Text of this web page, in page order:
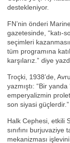
destekleniyor.
FN’nin önderi
gazetesinde, “katı-
seçimleri
tüm programına
karşılarız.” diye
Troçki, 1938’de,
yazmıştı: “Bir
emperyalizmin
son siyasi güçlerdir.”
Halk Cephesi, etkili
sınıfını
mekanizması